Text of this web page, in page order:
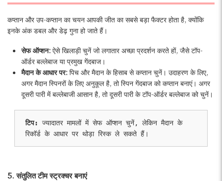
कप्तान और उप-कप्तान का चयन आपकी जीत का सबसे बड़ा फैक्टर होता है, क्योंकि
इनके अंक डबल और डेढ़ गुना हो जाते हैं।
सेफ ऑप्शन: ऐसे खिलाड़ी चुनें जो लगातार अच्छा प्रदर्शन करते हों, जैसे टॉप-
ऑर्डर बल्लेबाज या प्रमुख गेंदबाज।
मैदान के आधार पर: पिच और मैदान के हिसाब से कप्तान चुनें। उदाहरण के लिए,
अगर मैदान स्पिनरों के लिए अनुकूल है, तो स्पिन गेंदबाज को कप्तान बनाएं। अगर
दूसरी पारी में बल्लेबाजी आसान है, तो दूसरी पारी के टॉप-ऑर्डर बल्लेबाज को चुनें।
टिप:
ज्यादातर मामलों में सेफ ऑप्शन चुनें, लेकिन मैदान के
रिकॉर्ड के आधार पर थोड़ा रिस्क ले सकते हैं।
5. संतुलित टीम स्ट्रक्चर बनाएं